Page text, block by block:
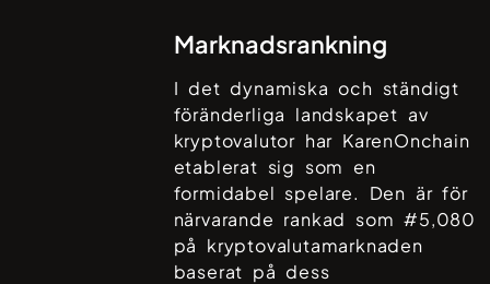
Marknadsrankning
I det dynamiska och ständigt
föränderliga landskapet av
kryptovalutor har KarenOnchain
etablerat sig som en
formidabel spelare. Den är för
närvarande rankad som #5,080
på kryptovalutamarknaden
baserat på dess